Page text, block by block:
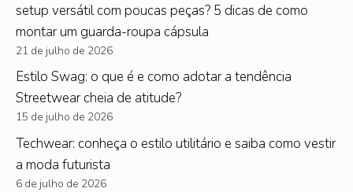
setup versátil com poucas peças? 5 dicas de como
montar um guarda-roupa cápsula
21 de julho de 2026
Estilo Swag: o que é e como adotar a tendência
Streetwear cheia de atitude?
15 de julho de 2026
Techwear: conheça o estilo utilitário e saiba como vestir
a moda futurista
6 de julho de 2026